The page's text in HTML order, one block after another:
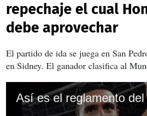
repechaje el cual
debe aprovechar
El partido de ida se juega en San
en Sidney. El ganador clasifica al